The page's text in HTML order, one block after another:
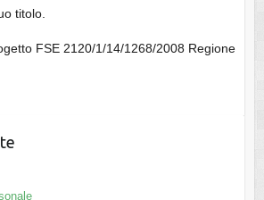
titolo.
FSE 2120/1/14/1268/2008 Regione